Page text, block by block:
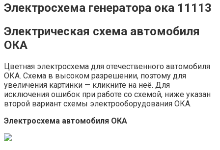
Электросхема генератора ока 11113
Электрическая схема автомобиля
ОКА
Цветная электросхема для отечественного автомобиля
ОКА. Схема в высоком разрешении, поэтому для
увеличения картинки — кликните на неё. Для
исключения ошибок при работе со схемой, ниже указан
второй вариант схемы электрооборудования ОКА.
Электросхема автомобиля ОКА